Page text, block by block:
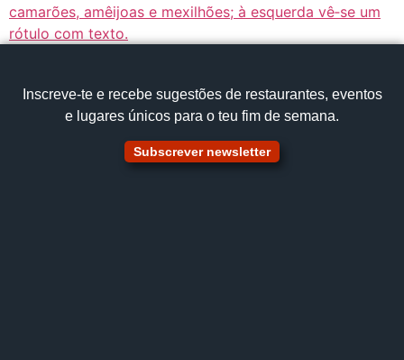
Inscreve‑te e recebe sugestões de restaurantes, eventos
e lugares únicos para o teu fim de semana.
Subscrever newsletter